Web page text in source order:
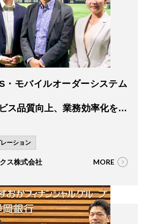
・モバイルオーダーシステム
ス品質向上、業務効率化を実
ーション
ス株式会社 MORE